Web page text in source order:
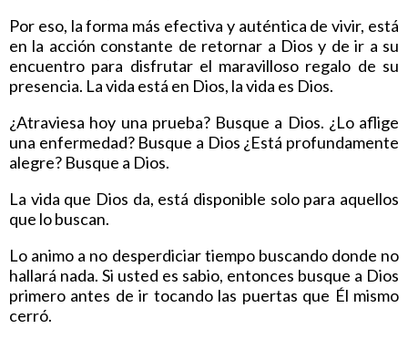
Por eso, la forma más efectiva y auténtica de vivir, está
en la acción constante de retornar a Dios y de ir a su
encuentro para disfrutar el maravilloso regalo de su
presencia. La vida está en Dios, la vida es Dios.
¿Atraviesa hoy una prueba? Busque a Dios. ¿Lo aflige
una enfermedad? Busque a Dios ¿Está profundamente
alegre? Busque a Dios.
La vida que Dios da, está disponible solo para aquellos
que lo buscan.
Lo animo a no desperdiciar tiempo buscando donde no
hallará nada. Si usted es sabio, entonces busque a Dios
primero antes de ir tocando las puertas que Él mismo
cerró.